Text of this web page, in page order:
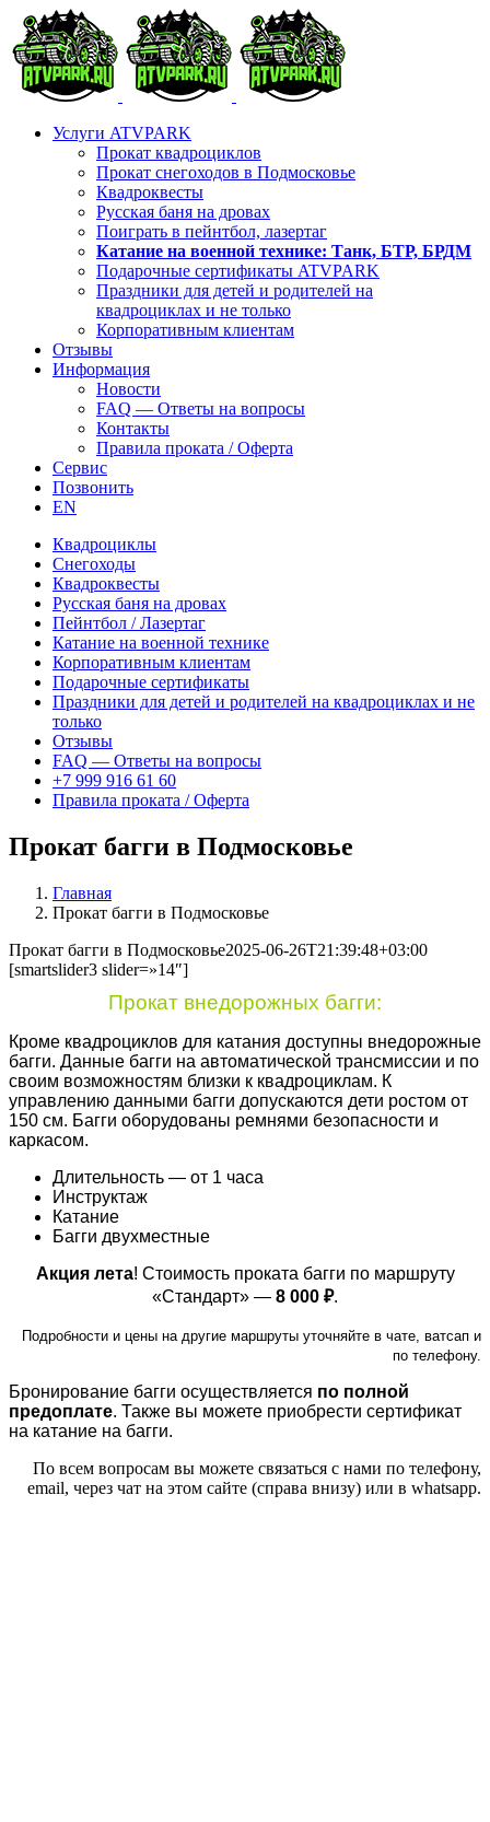
Skip
content
Услуги ATVPARK
Прокат квадроциклов
Прокат снегоходов в Подмосковье
Квадроквесты
Русская баня на дровах
Поиграть в пейнтбол, лазертаг
Катание на военной технике: Танк, БТР, БРДМ
Подарочные сертификаты ATVPARK
Праздники для детей и родителей на
квадроциклах и не только
Корпоративным клиентам
Отзывы
Информация
Новости
FAQ — Ответы на вопросы
Контакты
Правила проката / Оферта
Сервис
Позвонить
EN
Квадроциклы
Снегоходы
Квадроквесты
Русская баня на дровах
Пейнтбол / Лазертаг
Катание на военной технике
Корпоративным клиентам
Подарочные сертификаты
Праздники для детей и родителей на квадроциклах и не
только
Отзывы
FAQ — Ответы на вопросы
+7 999 916 61 60
Правила проката / Оферта
Прокат багги в Подмосковье
Главная
Прокат багги в Подмосковье
Прокат багги в Подмосковье2025-06-26T21:39:48+03:00
[smartslider3 slider=»14″]
Прокат внедорожных багги:
Кроме квадроциклов для катания доступны внедорожные
багги. Данные багги на автоматической трансмиссии и по
своим возможностям близки к квадроциклам. К
управлению данными багги допускаются дети ростом от
150 см. Багги оборудованы ремнями безопасности и
каркасом.
Длительность — от 1 часа
Инструктаж
Катание
Багги двухместные
Акция лета! Стоимость проката багги по маршруту
«Стандарт» — 8 000 ₽.
Подробности и цены на другие маршруты уточняйте в чате, ватсап и
по телефону.
Бронирование багги осуществляется по полной
предоплате. Также вы можете приобрести сертификат
на катание на багги.
По всем вопросам вы можете связаться с нами по телефону,
email, через чат на этом сайте (справа внизу) или в whatsapp.